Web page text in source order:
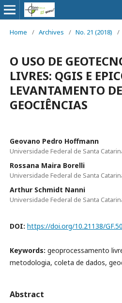
Home / Archives / No. 21 (2018) /
O USO DE
LIVRES: QGIS E
LEVANTAMENTO
GEOCIÊNCIAS
Geovano Pedro Hoffmann
Universidade Federal de Santa
Rossana Maira Borelli
Universidade Federal de Santa
Arthur Schmidt Nanni
Universidade Federal de Santa
DOI: https://doi.org/10.21138/
Keywords: geoprocessamento
metodologia, coleta de dados,
Abstract